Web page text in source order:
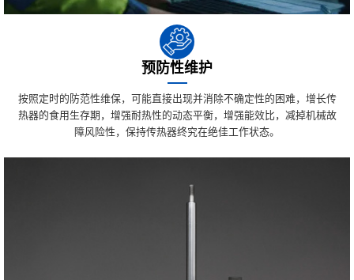
预防性维护
按照定时的防范性维保，可能直接出现并消除不确定性的困难，增长传
热器的食用生存期，增强耐热性的动态平衡，增强能效比，减掉机械故
障风险性，保持传热器终究在绝佳工作状态。